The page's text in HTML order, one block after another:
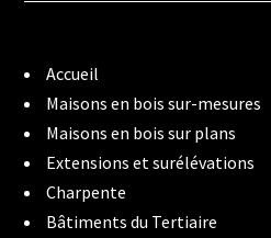
Accueil
Maisons en bois sur-mesures
Maisons en bois sur plans
Extensions et surélévations
Charpente
Bâtiments du Tertiaire